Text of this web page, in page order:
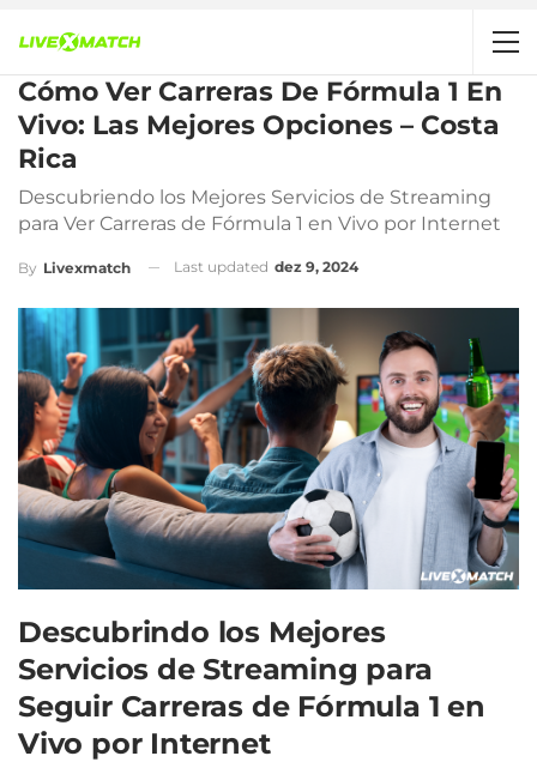
Cómo Ver Carreras De Fórmula 1 En
Vivo: Las Mejores Opciones – Costa
Rica
Descubriendo los Mejores Servicios de Streaming
para Ver Carreras de Fórmula 1 en Vivo por Internet
By Livexmatch Last updated dez 9, 2024
Descubrindo los Mejores
Servicios de Streaming para
Seguir Carreras de Fórmula 1 en
Vivo por Internet